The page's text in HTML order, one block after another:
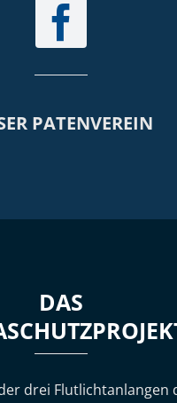
PATENVEREIN
DAS
drei Flutlichtanlangen